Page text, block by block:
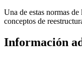
Una de estas normas
conceptos de
Información